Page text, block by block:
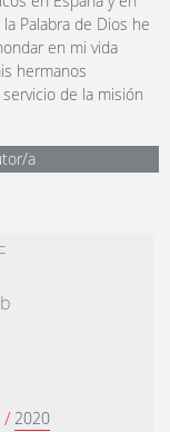
Palabra de Dios he
en mi vida
hermanos
de la misión
a
/ 2020